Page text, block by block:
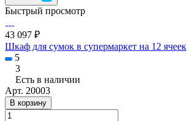
Быстрый просмотр
43 097 ₽
Шкаф для сумок в супермаркет на 12 ячеек
5
3
Есть в наличии
Арт. 20003
В корзину